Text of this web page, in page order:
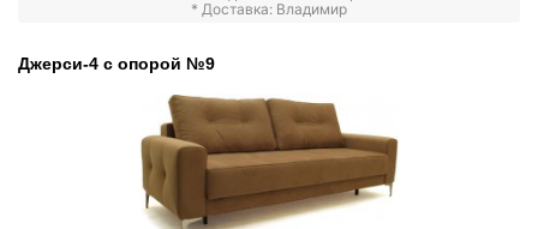
* Доставка: Владимир
Джерси-4 с опорой №9